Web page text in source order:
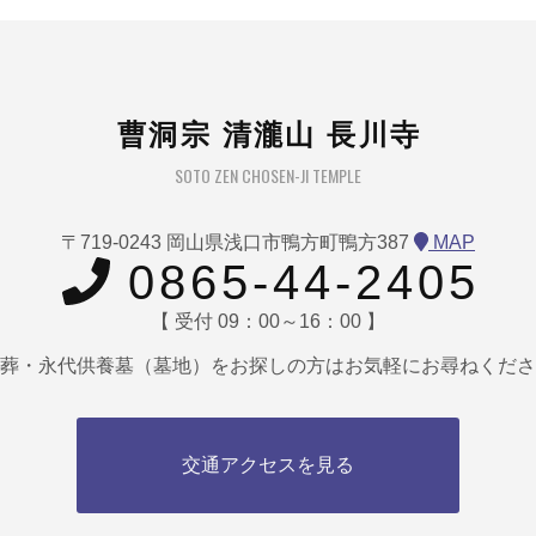
曹洞宗 清瀧山 長川寺
SOTO ZEN CHOSEN-JI TEMPLE
〒719-0243 岡山県浅口市鴨方町鴨方387 MAP
0865-44-2405
【 受付 09：00～16：00 】
・永代供養墓（墓地）をお探しの方はお気軽にお尋ねくだ
交通アクセスを見る